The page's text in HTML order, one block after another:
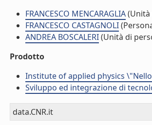
FRANCESCO MENCARAGLIA
FRANCESCO CASTAGNOLI
ANDREA BOSCALERI(Unità di
Prodotto
Institute of applied physics
Sviluppo ed integrazione di
data.CNR.it